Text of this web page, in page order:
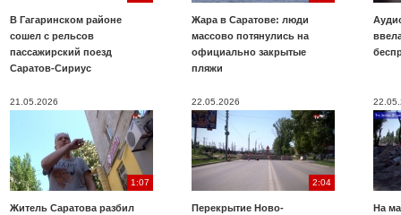
В Гагаринском районе
сошел с рельсов
пассажирский поезд
Саратов-Сириус
Жара в Саратове: люди
массово потянулись на
официально закрытые
пляжи
21.05.2026
1:07
Житель Саратова разбил
22.05.2026
2:04
Перекрытие Ново-
На